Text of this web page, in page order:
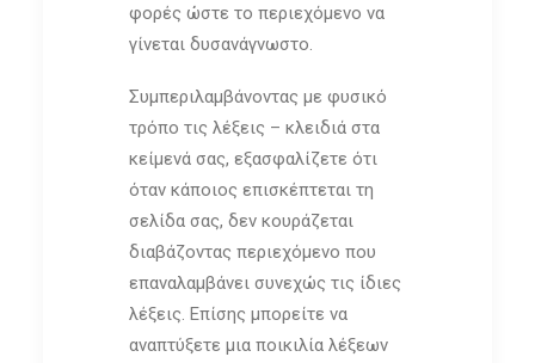
φορές ώστε το περιεχόμενο να
γίνεται δυσανάγνωστο.
Συμπεριλαμβάνοντας με φυσικό
τρόπο τις λέξεις – κλειδιά στα
κείμενά σας, εξασφαλίζετε ότι
όταν κάποιος επισκέπτεται τη
σελίδα σας, δεν κουράζεται
διαβάζοντας περιεχόμενο που
επαναλαμβάνει συνεχώς τις ίδιες
λέξεις. Επίσης μπορείτε να
αναπτύξετε μια ποικιλία λέξεων